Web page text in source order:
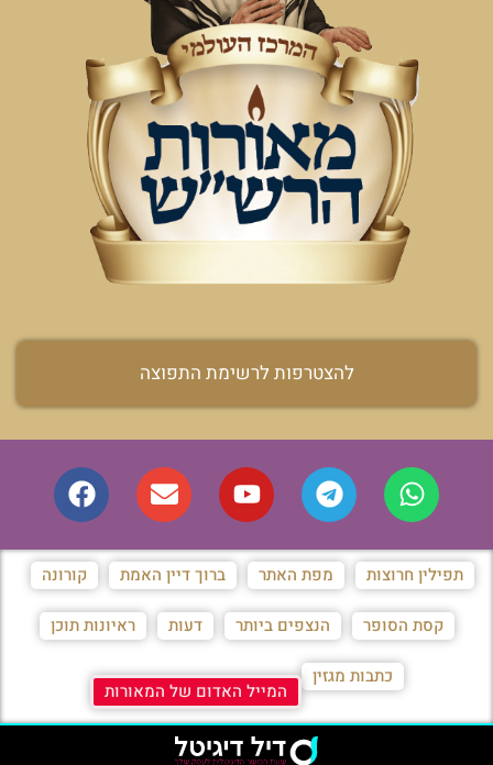
להצטרפות לרשימת התפוצה
תפילין חרוצות מפת האתר ברוך דיין האמת קורונה
קסת הסופר הנצפים ביותר דעות ראיונות תוכן
כתבות מגזין
המייל האדום של המאורות